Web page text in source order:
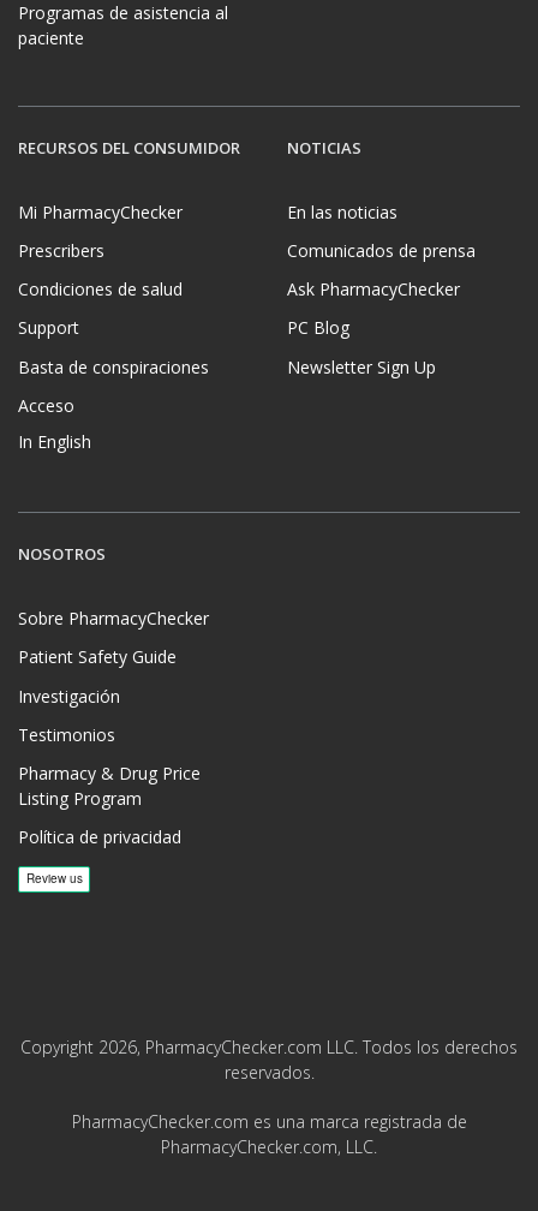
Programas de asistencia al
paciente
RECURSOS DEL CONSUMIDOR
Mi PharmacyChecker
Prescribers
Condiciones de salud
Support
Basta de conspiraciones
Acceso
In English
NOTICIAS
En las noticias
Comunicados de prensa
Ask PharmacyChecker
PC Blog
Newsletter Sign Up
NOSOTROS
Sobre PharmacyChecker
Patient Safety Guide
Investigación
Testimonios
Pharmacy & Drug Price
Listing Program
Política de privacidad
Copyright 2026, PharmacyChecker.com LLC. Todos los derechos
reservados.
PharmacyChecker.com es una marca registrada de
PharmacyChecker.com, LLC.